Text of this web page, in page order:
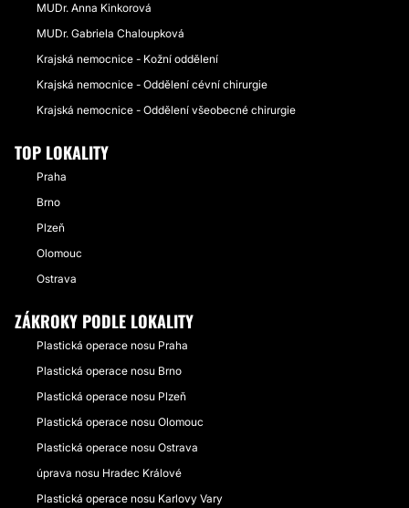
MUDr. Anna Kinkorová
MUDr. Gabriela Chaloupková
Krajská nemocnice - Kožní oddělení
Krajská nemocnice - Oddělení cévní chirurgie
Krajská nemocnice - Oddělení všeobecné chirurgie
TOP LOKALITY
Praha
Brno
Plzeň
Olomouc
Ostrava
ZÁKROKY PODLE LOKALITY
Plastická operace nosu Praha
Plastická operace nosu Brno
Plastická operace nosu Plzeň
Plastická operace nosu Olomouc
Plastická operace nosu Ostrava
úprava nosu Hradec Králové
Plastická operace nosu Karlovy Vary